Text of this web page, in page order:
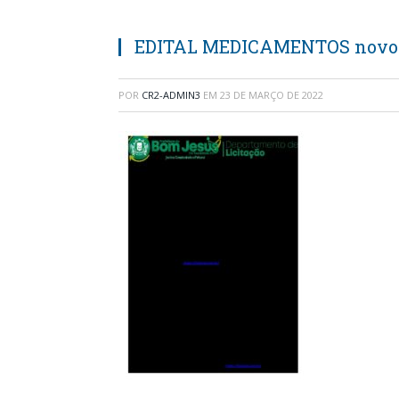
EDITAL MEDICAMENTOS novo
POR CR2-ADMIN3 EM 23 DE MARÇO DE 2022